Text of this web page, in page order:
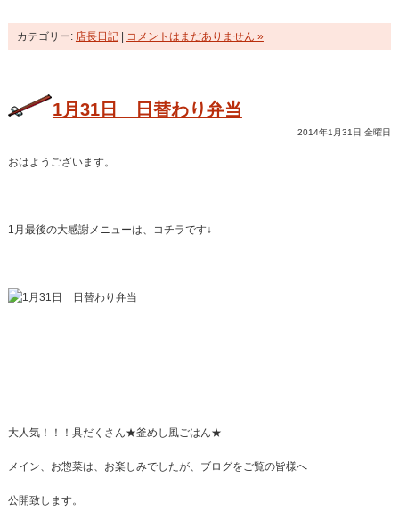
カテゴリー: 店長日記| コメントはまだありません »
1月31日 日替わり弁当
2014年1月31日 金曜日
おはようございます。
1月最後の大感謝メニューは、コチラです↓
大人気！！！具だくさん★釜めし風ごはん★
メイン、お惣菜は、お楽しみでしたが、ブログをご覧の皆様へ
公開致します。